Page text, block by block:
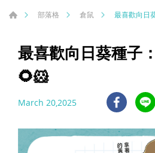
部落格 倉鼠 最喜歡向日
最喜歡向日葵種子
🌻🐹
March 20,2025